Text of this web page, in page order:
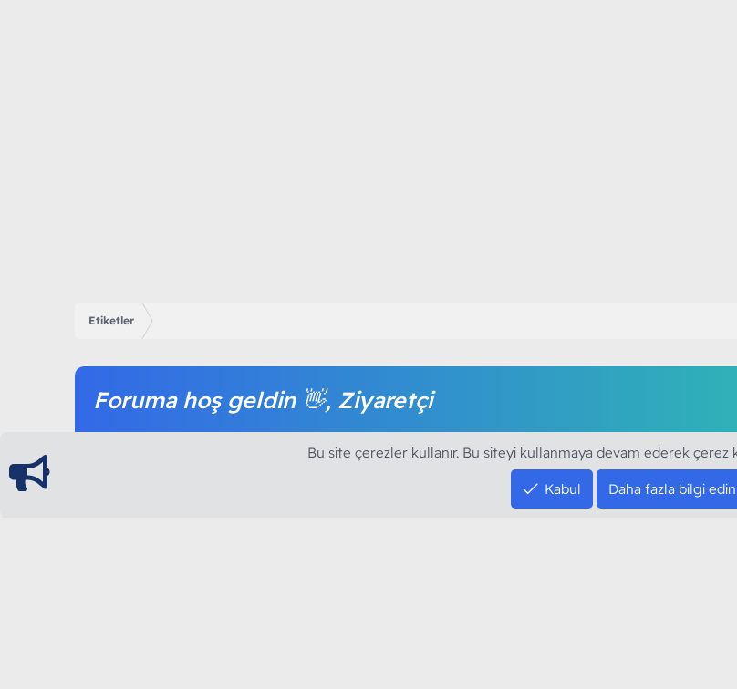
Etiketler
Foruma hoş geldin 👋, Ziyaretçi
Bu site çerezler kullanır. Bu siteyi kullanmaya devam ederek çerez
Kabul Daha fazla bilgi